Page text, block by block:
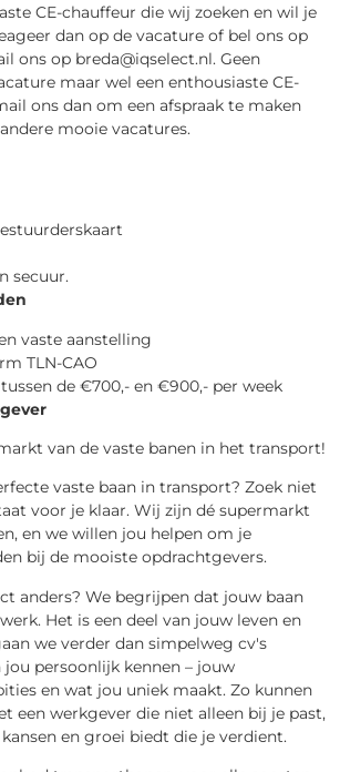
CE-chauffeur die wij zoeken en wil je
dan op de vacature of bel ons op
ons op breda@iqselect.nl. Geen
maar wel een enthousiaste CE-
ons dan om een afspraak te maken
mooie vacatures.
secuur.
vaste aanstelling
TLN-CAO
de €700,- en €900,- per week
van de vaste banen in het transport!
vaste baan in transport? Zoek niet
voor je klaar. Wij zijn dé supermarkt
en we willen jou helpen om je
bij de mooiste opdrachtgevers.
anders? We begrijpen dat jouw baan
Het is een deel van jouw leven en
we verder dan simpelweg cv's
jou persoonlijk kennen – jouw
en wat jou uniek maakt. Zo kunnen
een werkgever die niet alleen bij je past,
en groei biedt die je verdient.